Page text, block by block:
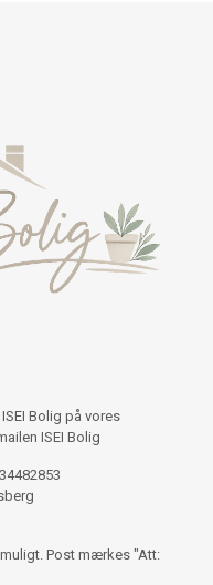
Bolig på vores
ISEI Bolig
Post mærkes "Att: